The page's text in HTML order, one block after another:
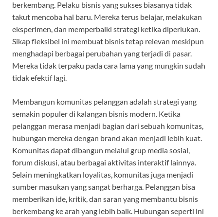
berkembang. Pelaku bisnis yang sukses biasanya tidak
takut mencoba hal baru. Mereka terus belajar, melakukan
eksperimen, dan memperbaiki strategi ketika diperlukan.
Sikap fleksibel ini membuat bisnis tetap relevan meskipun
menghadapi berbagai perubahan yang terjadi di pasar.
Mereka tidak terpaku pada cara lama yang mungkin sudah
tidak efektif lagi.
Membangun komunitas pelanggan adalah strategi yang
semakin populer di kalangan bisnis modern. Ketika
pelanggan merasa menjadi bagian dari sebuah komunitas,
hubungan mereka dengan brand akan menjadi lebih kuat.
Komunitas dapat dibangun melalui grup media sosial,
forum diskusi, atau berbagai aktivitas interaktif lainnya.
Selain meningkatkan loyalitas, komunitas juga menjadi
sumber masukan yang sangat berharga. Pelanggan bisa
memberikan ide, kritik, dan saran yang membantu bisnis
berkembang ke arah yang lebih baik. Hubungan seperti ini